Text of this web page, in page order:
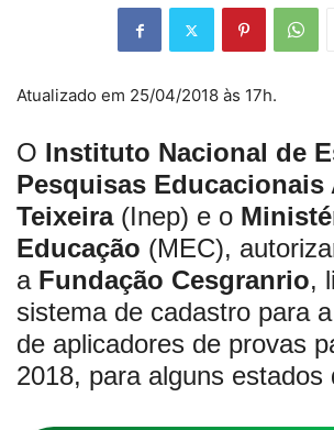
Atualizado em 25/04/2018 às 17h.
O Instituto Nacional de
Pesquisas Educacionais
Teixeira (Inep) e o
Educação (MEC),
a Fundação Cesgranrio,
sistema de cadastro para
de aplicadores de provas
2018, para alguns estados